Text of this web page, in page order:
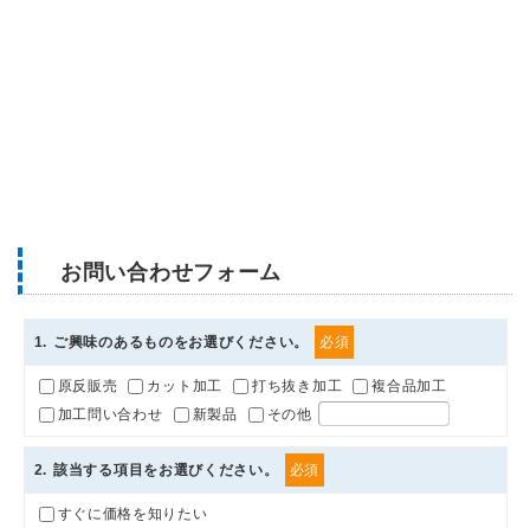
お問い合わせフォーム
1. ご興味のあるものをお選びください。 必須
原反販売 カット加工 打ち抜き加工
複合品加工
加工問い合わせ
新製品 その他
2. 該当する項目をお選びください。 必須
すぐに価格を知りたい